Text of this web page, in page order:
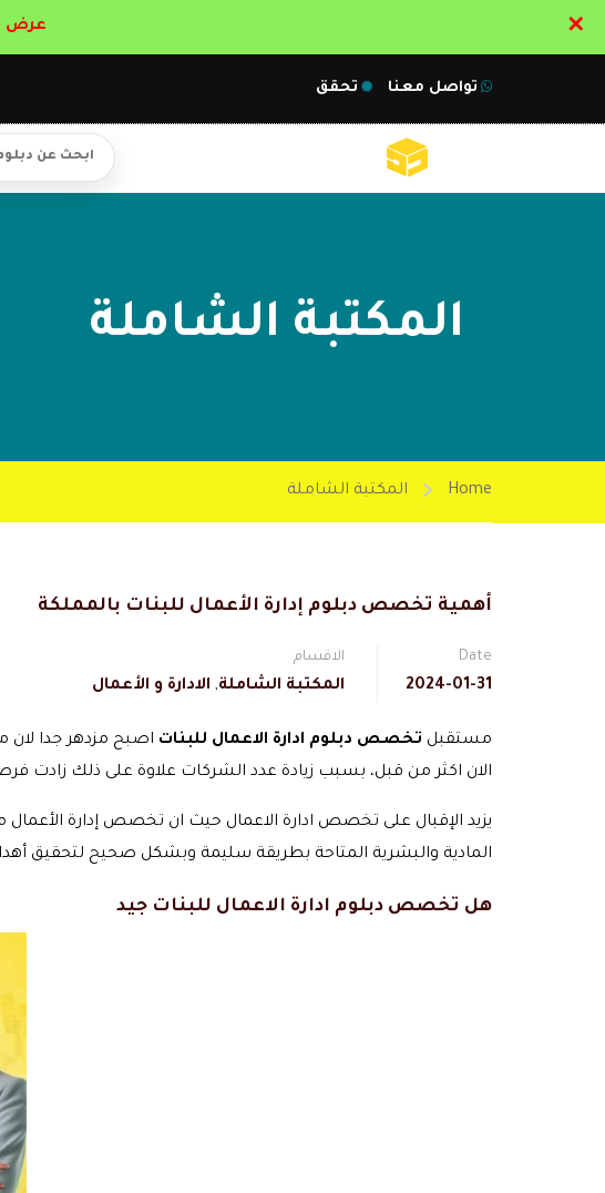
تواصل معنا تحقق
المكتبة الشاملة
Home المكتبة الشاملة
أهمية تخصص دبلوم إدارة الأعمال للبنات بالمملكة
Date
2024-01-31
الاقسام
المكتبة الشاملة, الادارة و الأعمال
مستقبل تخصص دبلوم ادارة الاعمال للبنات اصبح مزدهر جدا لان
الان اكثر من قبل، بسبب زيادة عدد الشركات علاوة على ذلك زادت
يزيد الإقبال على تخصص ادارة الاعمال حيث ان تخصص إدارة
المادية والبشرية المتاحة بطريقة سليمة وبشكل صحيح لتحقيق
هل تخصص دبلوم ادارة الاعمال للبنات جيد
عرض ✕